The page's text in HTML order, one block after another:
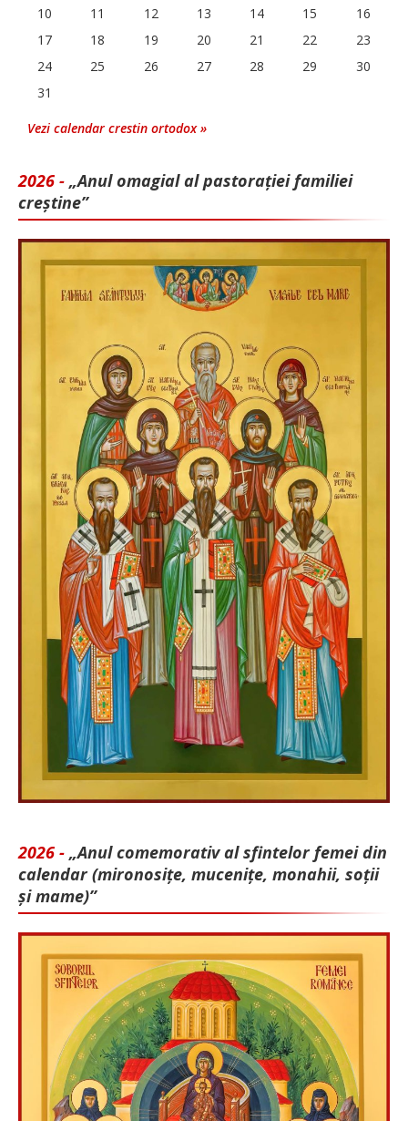
10 11 12 13 14 15
16
17
18 19 20 21 22
23
24
25 26 27 28 29
30
31
Vezi calendar crestin ortodox »
2026 - „Anul omagial al pastorației familiei
creștine”
2026 - „Anul comemorativ al sfintelor femei din
calendar (mironosițe, mu­cenițe, monahii, soții
și mame)”